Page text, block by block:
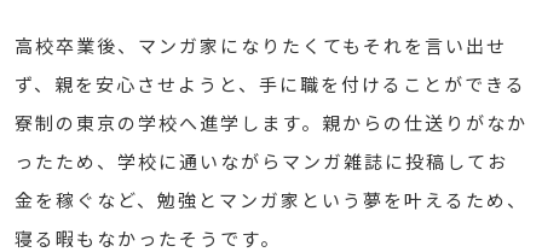
高校卒業後、マンガ家になりたくてもそれを言い出せ
ず、親を安心させようと、手に職を付けることができる
寮制の東京の学校へ進学します。親からの仕送りがなか
ったため、学校に通いながらマンガ雑誌に投稿してお
金を稼ぐなど、勉強とマンガ家という夢を叶えるため、
寝る暇もなかったそうです。